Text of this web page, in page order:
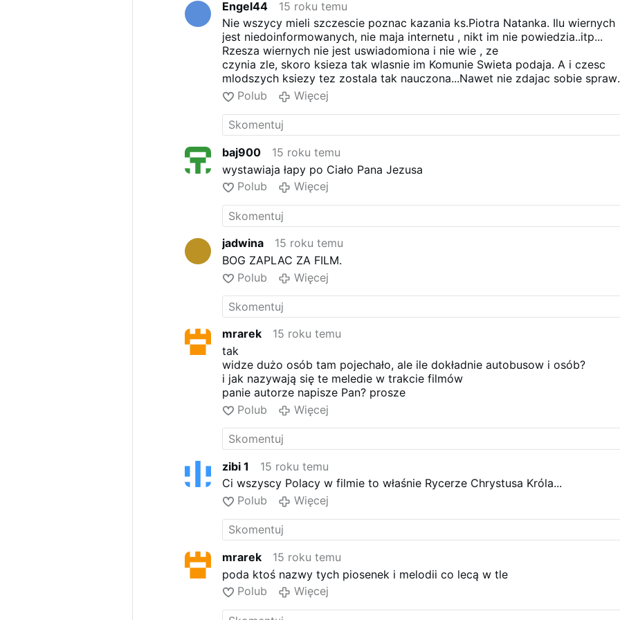
Powołani przez słowo Jezusa,
Spośród świata wybrani na świadków,
Przyjmujemy zadanie i łaskę
Czynić uczniów ze wszystkich narodów.
W tej wspólnocie jesteśmy Kościołem,
Uczniem Pana i drogą dla uczniów,
Jak latorośl w Winnym Krzewie,
By być drzewem dojrzałym i siewem.
Ja i ty, ty i ja, uczniowie Pana.
[Uczniowie Pana; sł. ks. Jan Smolec, muz. Adam Szewczyk]
Engel44
15 roku temu
Nie wszycy mieli szczescie poznac kazania ks.Piotra Natanka. Ilu wiernych
jest niedoinformowanych, nie maja internetu , nikt im nie powiedzia..itp...
Rzesza wiernych nie jest uswiadomiona i nie wie , ze
czynia zle, skoro ksieza tak wlasnie im Komunie Swieta podaja. A i czesc
mlodszych ksiezy tez zostala tak nauczona...Nawet nie zdajac sobie
ze tak nie powinni... Nie mozna wiernymi , przez to pogardzac..Trzeba
informowac, mowic o tym, uswiadamiac... ja tak mysle... z wieksza
Polub Więcej
baj900
15 roku temu
wystawiaja łapy po Ciało Pana Jezusa
Polub
Więcej
jadwina
15 roku temu
BOG ZAPLAC ZA FILM.
Polub
Więcej
mrarek
15 roku temu
tak
widze dużo osób tam pojechało, ale ile dokładnie autobusow i osób?
i jak nazywają się te meledie w trakcie filmów
panie autorze napisze Pan? prosze
Polub
Więcej
zibi 1
15 roku temu
Ci wszyscy Polacy w filmie to właśnie Rycerze Chrystusa Króla...
Polub
Więcej
mrarek
15 roku temu
poda ktoś nazwy tych piosenek i melodii co lecą w tle
Polub
Więcej